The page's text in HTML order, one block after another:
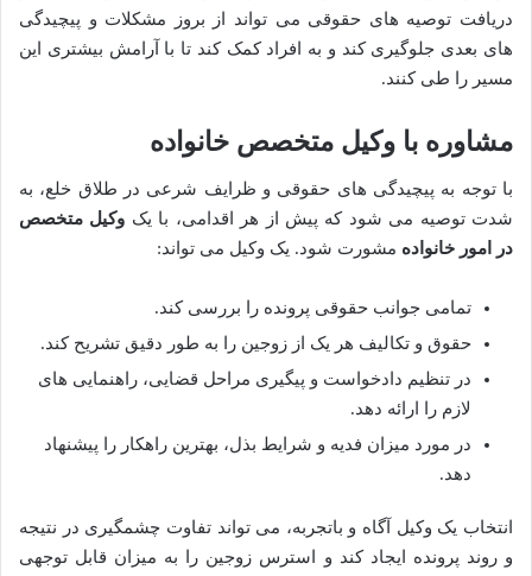
دریافت توصیه های حقوقی می تواند از بروز مشکلات و پیچیدگی
های بعدی جلوگیری کند و به افراد کمک کند تا با آرامش بیشتری این
مسیر را طی کنند.
مشاوره با وکیل متخصص خانواده
با توجه به پیچیدگی های حقوقی و ظرایف شرعی در طلاق خلع، به
شدت توصیه می شود که پیش از هر اقدامی، با یک وکیل متخصص
در امور خانواده مشورت شود. یک وکیل می تواند:
تمامی جوانب حقوقی پرونده را بررسی کند.
حقوق و تکالیف هر یک از زوجین را به طور دقیق تشریح کند.
در تنظیم دادخواست و پیگیری مراحل قضایی، راهنمایی های
لازم را ارائه دهد.
در مورد میزان فدیه و شرایط بذل، بهترین راهکار را پیشنهاد
دهد.
انتخاب یک وکیل آگاه و باتجربه، می تواند تفاوت چشمگیری در نتیجه
و روند پرونده ایجاد کند و استرس زوجین را به میزان قابل توجهی